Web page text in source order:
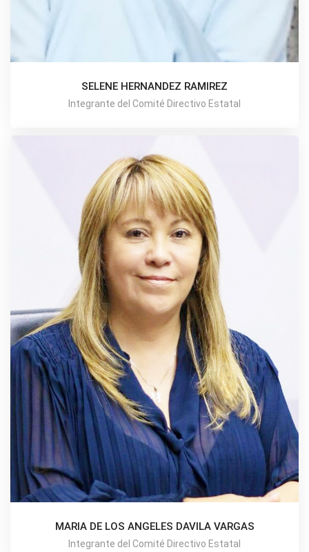
SELENE HERNANDEZ RAMIREZ
Integrante del Comité Directivo Estatal
MARIA DE LOS ANGELES DAVILA VARGAS
Integrante del Comité Directivo Estatal